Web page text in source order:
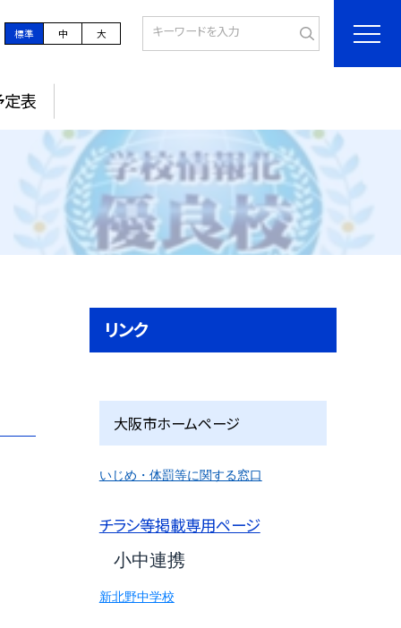
標準 中 大
表
リンク
大阪市ホームページ
いじめ・体罰等に関する窓口
チラシ等掲載専用ページ
小中連携
新北野中学校